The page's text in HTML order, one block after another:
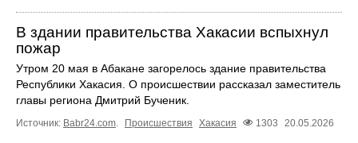
В здании правительства Хакасии вспыхнул
пожар
Утром 20 мая в Абакане загорелось здание правительства
Республики Хакасия. О происшествии рассказал заместитель
главы региона Дмитрий Бученик.
Источник: Babr24.com. Происшествия Хакасия 1303 20.05.2026